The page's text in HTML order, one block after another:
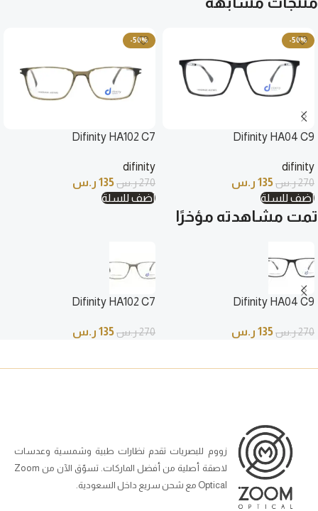
-50%
Difinity HA04 C9
difinity
270ر.س135 ر.س
أضف للسلة
-50%
Difinity HA102 C7
difinity
270ر.س135 ر.س
أضف للسلة
تمت مشاهدته مؤخرًا
Difinity HA04 C9
270ر.س135 ر.س
Difinity HA102 C7
270ر.س135 ر.س
زووم للبصريات تقدم نظارات طبية وشمسية وعدسات
لاصقة أصلية من أفضل الماركات. تسوّق الآن من Zoom
Optical مع شحن سريع داخل السعودية.